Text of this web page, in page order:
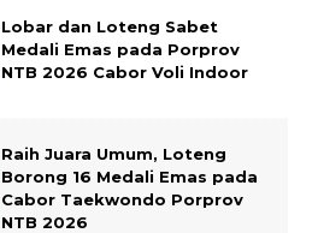
Lobar dan Loteng Sabet
Medali Emas pada Porprov
NTB 2026 Cabor Voli Indoor
Raih Juara Umum, Loteng
Borong 16 Medali Emas pada
Cabor Taekwondo Porprov
NTB 2026